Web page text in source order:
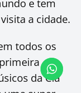
e tem
a cidade.
todos os
da Cia